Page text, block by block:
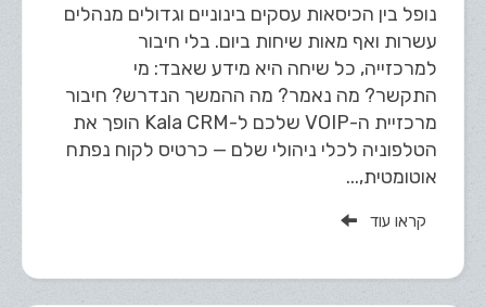
נופל בין הכיסאות עסקים בינוניים וגדולים מנהלים
עשרות ואף מאות שיחות ביום. בלי חיבור
למרכזייה, כל שיחה היא מידע שאבד: מי
התקשר? מה נאמר? מה ההמשך הנדרש? חיבור
מרכזיית ה-VOIP שלכם ל-Kala CRM הופך את
הטלפוניה לכלי ניהולי שלם — כרטיס לקוח נפתח
אוטומטית,...
קראו עוד